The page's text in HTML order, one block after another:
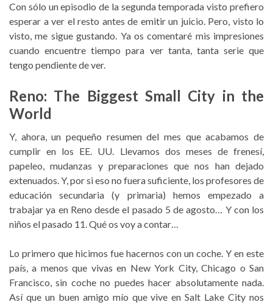
Con sólo un episodio de la segunda temporada visto prefiero
esperar a ver el resto antes de emitir un juicio. Pero, visto lo
visto, me sigue gustando. Ya os comentaré mis impresiones
cuando encuentre tiempo para ver tanta, tanta serie que
tengo pendiente de ver.
Reno: The Biggest Small City in the
World
Y, ahora, un pequeño resumen del mes que acabamos de
cumplir en los EE. UU. Llevamos dos meses de frenesí,
papeleo, mudanzas y preparaciones que nos han dejado
extenuados. Y, por si eso no fuera suficiente, los profesores de
educación secundaria (y primaria) hemos empezado a
trabajar ya en Reno desde el pasado 5 de agosto… Y con los
niños el pasado 11. Qué os voy a contar…
Lo primero que hicimos fue hacernos con un coche. Y en este
país, a menos que vivas en New York City, Chicago o San
Francisco, sin coche no puedes hacer absolutamente nada.
Así que un buen amigo mío que vive en Salt Lake City nos